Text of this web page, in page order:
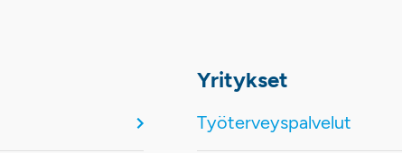
Yritykset
Työterveyspalvelut